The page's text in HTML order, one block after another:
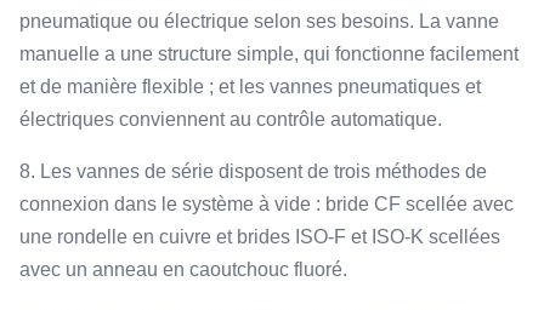
pneumatique ou électrique selon ses besoins. La vanne
manuelle a une structure simple, qui fonctionne facilement
et de manière flexible ; et les vannes pneumatiques et
électriques conviennent au contrôle automatique.
8. Les vannes de série disposent de trois méthodes de
connexion dans le système à vide : bride CF scellée avec
une rondelle en cuivre et brides ISO-F et ISO-K scellées
avec un anneau en caoutchouc fluoré.